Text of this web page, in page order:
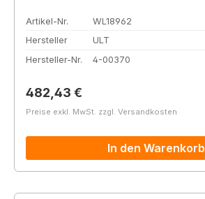
Artikel-Nr.
WL18962
Hersteller
ULT
Hersteller-Nr.
4-00370
Regulärer Preis:
482,43 €
Preise exkl. MwSt. zzgl. Versandkosten
In den Warenkorb